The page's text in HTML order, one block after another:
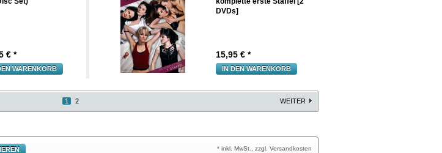
€ *
WARENKORB
DVDs]
15,95 € *
IN DEN WARENKORB
1 2 WEITER
* inkl. MwSt., zzgl. Versandkosten